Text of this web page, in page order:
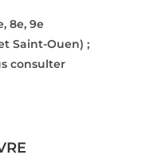
8e, 9e
Saint-Ouen) ;
consulter